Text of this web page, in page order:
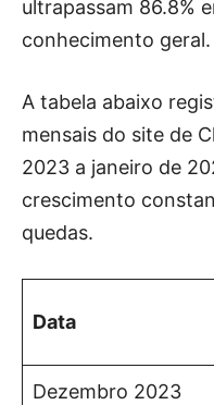
ultrapassam 86.8%
conhecimento geral.
A tabela abaixo
mensais do site de
2023 a janeiro de
crescimento
quedas.
Data
Dezembro 2023